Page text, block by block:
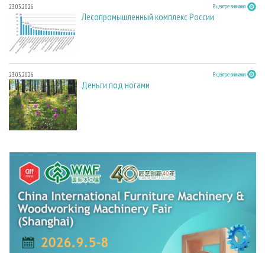
23.03.2026 В центре внимания
Лесопромышленный комплекс России
23.03.2026 В центре внимания
Деньги под ногами